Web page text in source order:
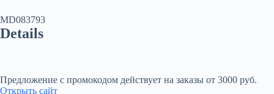
MD083793
Details
Предложение с промокодом действует на заказы от 3000 руб.
Открыть сайт